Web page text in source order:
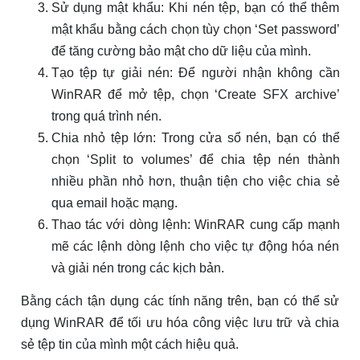
Sử dụng mật khẩu: Khi nén tệp, bạn có thể thêm
mật khẩu bằng cách chọn tùy chọn ‘Set password’
để tăng cường bảo mật cho dữ liệu của mình.
Tạo tệp tự giải nén: Để người nhận không cần
WinRAR để mở tệp, chọn ‘Create SFX archive’
trong quá trình nén.
Chia nhỏ tệp lớn: Trong cửa sổ nén, bạn có thể
chọn ‘Split to volumes’ để chia tệp nén thành
nhiều phần nhỏ hơn, thuận tiện cho việc chia sẻ
qua email hoặc mạng.
Thao tác với dòng lệnh: WinRAR cung cấp mạnh
mẽ các lệnh dòng lệnh cho việc tự động hóa nén
và giải nén trong các kịch bản.
Bằng cách tận dụng các tính năng trên, bạn có thể sử
dụng WinRAR để tối ưu hóa công việc lưu trữ và chia
sẻ tệp tin của mình một cách hiệu quả.